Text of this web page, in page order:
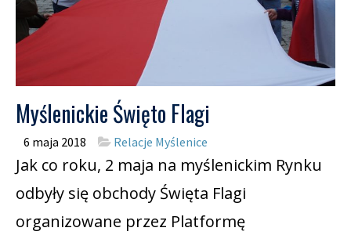
Myślenickie Święto Flagi
6 maja 2018 Relacje Myślenice
Jak co roku, 2 maja na myślenickim Rynku
odbyły się obchody Święta Flagi
organizowane przez Platformę